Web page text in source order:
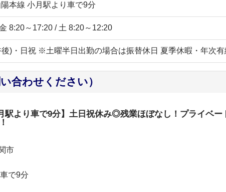
本線 小月駅より車で9分
8:20～17:20 / 土 8:20～12:20
後)・日祝 ※土曜半日出勤の場合は振替休日 夏季休暇・年次有
合わせください）
駅より車で9分】土日祝休み◎残業ほぼなし！プライベ
市
で9分